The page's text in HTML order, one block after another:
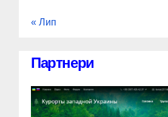
« Лип
Партнери